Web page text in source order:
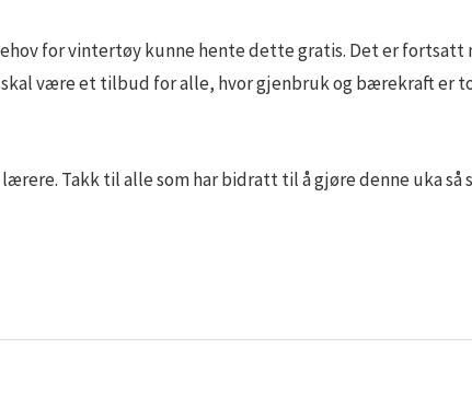
for vintertøy kunne hente dette gratis. Det er fortsatt
skal være et tilbud for alle, hvor gjenbruk og bærekraft er
Takk til alle som har bidratt til å gjøre denne uka så